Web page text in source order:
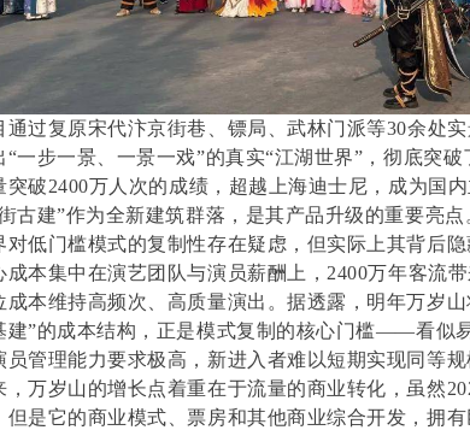
通过复原宋代汴京街巷、镖局、武林门派等30余处
“一步一景、一景一戏”的真实“江湖世界”，彻底突
突破2400万人次的成绩，超越上海迪士尼，成为国
古建”作为全新建筑群落，是其产品升级的重要亮点
对低门槛模式的复制性存在疑虑，但实际上其背后
成本集中在演艺团队与演员薪酬上，2400万年客流
成本维持高频次、高质量演出。据透露，明年万岁
建”的成本结构，正是模式复制的核心门槛——看似
员管理能力要求极高，新进入者难以短期实现同等规
，万岁山的增长点着重在于流量的商业转化，虽然
但是它的商业模式、票房和其他商业综合开发，拥有